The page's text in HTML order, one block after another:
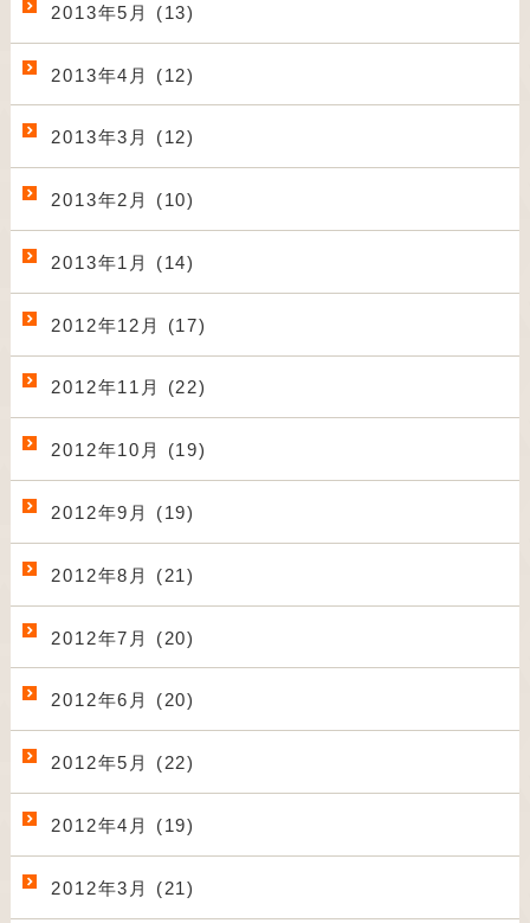
2013年5月 (13)
2013年4月 (12)
2013年3月 (12)
2013年2月 (10)
2013年1月 (14)
2012年12月 (17)
2012年11月 (22)
2012年10月 (19)
2012年9月 (19)
2012年8月 (21)
2012年7月 (20)
2012年6月 (20)
2012年5月 (22)
2012年4月 (19)
2012年3月 (21)